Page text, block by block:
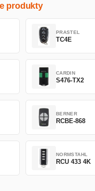
produkty
PRASTEL
TC4E
CARDIN
S476-TX2
BERNER
RCBE-868
NORMSTAHL
RCU 433 4K